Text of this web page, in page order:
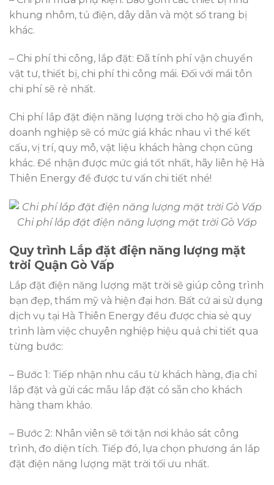
khung nhôm, tủ điện, dây dẫn và một số trang bị
khác.
– Chi phí thi công, lắp đặt: Đã tính phí vận chuyển
vật tư, thiết bị, chi phí thi công mái. Đối với mái tôn
chi phí sẽ rẻ nhất.
Chi phí lắp đặt điện năng lượng trời cho hộ gia đình,
doanh nghiệp sẽ có mức giá khác nhau vì thế kết
cấu, vị trí, quy mô, vật liệu khách hàng chọn cũng
khác. Để nhận được mức giá tốt nhất, hãy liên hệ Hà
Thiên Energy để được tư vấn chi tiết nhé!
Chi phí lắp đặt điện năng lượng mặt trời Gò Vấp
Quy trình Lắp đặt điện năng lượng mặt
trời Quận Gò Vấp
Lắp đặt điện năng lượng mặt trời sẽ giúp công trình
bạn đẹp, thẩm mỹ và hiện đại hơn. Bất cứ ai sử dụng
dịch vụ tại Hà Thiên Energy đều được chia sẻ quy
trình làm việc chuyên nghiệp hiệu quả chi tiết qua
từng bước:
– Bước 1: Tiếp nhận nhu cầu từ khách hàng, địa chỉ
lắp đặt và gửi các mẫu lắp đặt có sẵn cho khách
hàng tham khảo.
– Bước 2: Nhân viên sẽ tới tận nơi khảo sát công
trình, đo diện tích. Tiếp đó, lựa chọn phương án lắp
đặt điện năng lượng mặt trời tối ưu nhất.